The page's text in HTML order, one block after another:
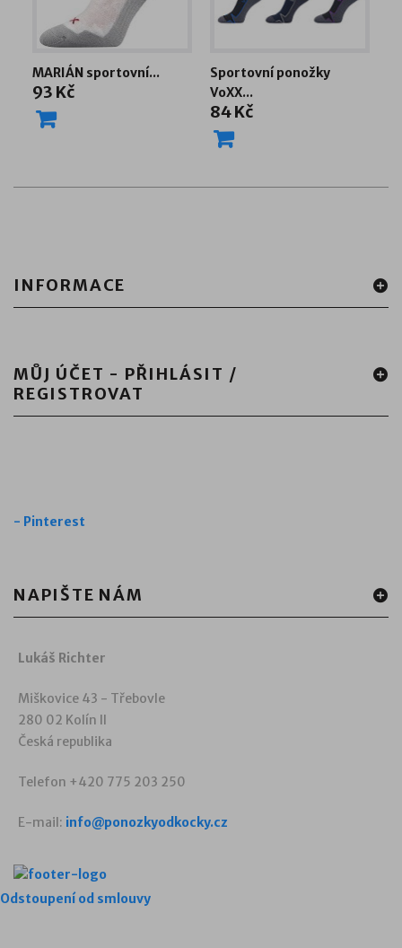
MARIÁN sportovní...
93 Kč
Sportovní ponožky
VoXX...
84 Kč
INFORMACE
MŮJ ÚČET - PŘIHLÁSIT /
REGISTROVAT
- Pinterest
NAPIŠTE NÁM
Lukáš Richter
Miškovice 43 - Třebovle
280 02 Kolín II
Česká republika
Telefon +420 775 203 250
E-mail: info@ponozkyodkocky.cz
Odstoupení od smlouvy